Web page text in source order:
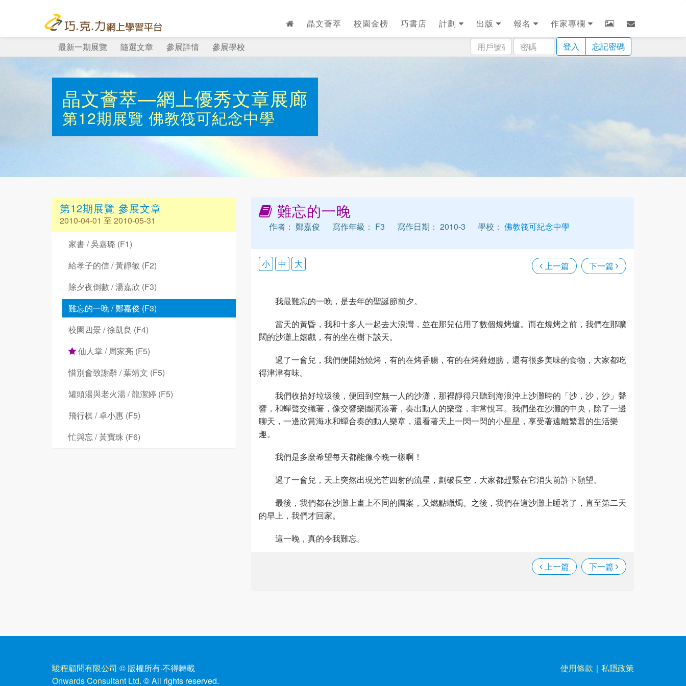
晶文薈萃 校園金榜 巧書店 計劃 出版 報名
作家專欄
用
戶
密
碼
登入 忘記密碼
最新一期展覽 隨選文章 參展詳情 參展學校
晶文薈萃—網上優秀文章展廊
第12期展覽 佛教筏可紀念中學
第12期展覽 參展文章
2010-04-01 至 2010-05-31
家書 / 吳嘉璐 (F1)
給孝子的信 / 黃靜敏 (F2)
除夕夜倒數 / 湯嘉欣 (F3)
難忘的一晚 / 鄭嘉俊 (F3)
校園四景 / 徐凱良 (F4)
仙人掌 / 周家亮 (F5)
惜別會致謝辭 / 葉靖文 (F5)
罐頭湯與老火湯 / 龍潔婷 (F5)
飛行棋 / 卓小惠 (F5)
忙與忘 / 黃寶珠 (F6)
難忘的一晚
作者： 鄭嘉俊 寫作年級： F3 寫作日期： 2010-3 學校： 佛教筏可紀念中學
上一篇 下一篇
小 中 大
我最難忘的一晚，是去年的聖誕節前夕。
當天的黃昏，我和十多人一起去大浪灣，並在那兒佔用了數個燒烤爐。而在燒烤之前，我們在那曠
闊的沙灘上嬉戲，有的坐在樹下談天。
過了一會兒，我們便開始燒烤，有的在烤香腸，有的在烤雞翅膀，還有很多美味的食物，大家都吃
得津津有味。
我們收拾好垃圾後，便回到空無一人的沙灘，那裡靜得只聽到海浪沖上沙灘時的「沙，沙，沙」聲
響，和蟬聲交織著，像交響樂團演湊著，奏出動人的樂聲，非常悅耳。我們坐在沙灘的中央，除了一邊
聊天，一邊欣賞海水和蟬合奏的動人樂章，還看著天上一閃一閃的小星星，享受著遠離繁囂的生活樂
趣。
我們是多麼希望每天都能像今晚一樣啊！
過了一會兒，天上突然出現光芒四射的流星，劃破長空，大家都趕緊在它消失前許下願望。
最後，我們都在沙灘上畫上不同的圖案，又燃點蠟燭。之後，我們在這沙灘上睡著了，直至第二天
的早上，我們才回家。
這一晚，真的令我難忘。
上一篇 下一篇
駿程顧問有限公司 © 版權所有·不得轉載
Onwards Consultant Ltd. © All rights reserved.
使用條款 ｜ 私隱政策